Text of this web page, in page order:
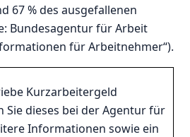
67 % des ausgefallenen
Bundesagentur für Arbeit
für Arbeitnehmer“).
Kurzarbeitergeld
Sie dieses bei der Agentur für
Informationen sowie ein